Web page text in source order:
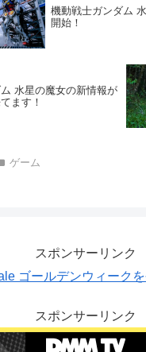
機動戦士ガンダム
開始！
水星の魔女の新情報が
ます！
ゲーム
スポンサーリンク
スポンサーリンク